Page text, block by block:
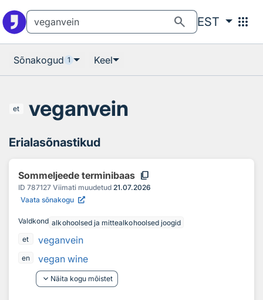
search EST apps
Sõnakogud 1 Keel
et veganvein
Erialasõnastikud
Sommeljeede terminibaas content_copy
ID 787127 Viimati muudetud 21.07.2026
Vaata sõnakogu
Valdkond alkohoolsed ja mittealkohoolsed joogid
et
veganvein
en
vegan wine
keyboard_arrow_down Näita kogu mõistet